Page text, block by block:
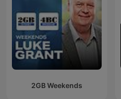
2GB Weekends